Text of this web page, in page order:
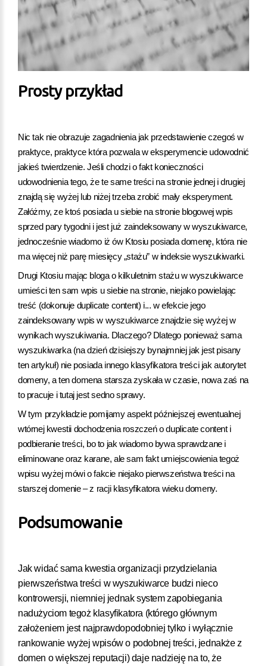
Prosty przykład
Nic tak nie obrazuje zagadnienia jak przedstawienie czegoś w
praktyce, praktyce która pozwala w eksperymencie udowodnić
jakieś twierdzenie. Jeśli chodzi o fakt konieczności
udowodnienia tego, że te same treści na stronie jednej i drugiej
znajdą się wyżej lub niżej trzeba zrobić mały eksperyment.
Załóżmy, ze ktoś posiada u siebie na stronie blogowej wpis
sprzed pary tygodni i jest już zaindeksowany w wyszukiwarce,
jednocześnie wiadomo iż ów Ktosiu posiada domenę, która nie
ma więcej niż parę miesięcy „stażu” w indeksie wyszukiwarki.
Drugi Ktosiu mając bloga o kilkuletnim stażu w wyszukiwarce
umieści ten sam wpis u siebie na stronie, niejako powielając
treść (dokonuje duplicate content) i... w efekcie jego
zaindeksowany wpis w wyszukiwarce znajdzie się wyżej w
wynikach wyszukiwania. Dlaczego? Dlatego ponieważ sama
wyszukiwarka (na dzień dzisiejszy bynajmniej jak jest pisany
ten artykuł) nie posiada innego klasyfikatora treści jak autorytet
domeny, a ten domena starsza zyskała w czasie, nowa zaś na
to pracuje i tutaj jest sedno sprawy.
W tym przykładzie pomijamy aspekt późniejszej ewentualnej
wtórnej kwestii dochodzenia roszczeń o duplicate content i
podbieranie treści, bo to jak wiadomo bywa sprawdzane i
eliminowane oraz karane, ale sam fakt umiejscowienia tegoż
wpisu wyżej mówi o fakcie niejako pierwszeństwa treści na
starszej domenie – z racji klasyfikatora wieku domeny.
Podsumowanie
Jak widać sama kwestia organizacji przydzielania
pierwszeństwa treści w wyszukiwarce budzi nieco
kontrowersji, niemniej jednak system zapobiegania
nadużyciom tegoż klasyfikatora (którego głównym
założeniem jest najprawdopodobniej tylko i wyłącznie
rankowanie wyżej wpisów o podobnej treści, jednakże z
domen o większej reputacji) daje nadzieję na to, że